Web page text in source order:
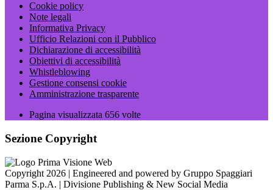
Cookie policy
Note legali
Informativa Privacy
Ufficio Relazioni con il Pubblico
Dichiarazione di accessibilità
Obiettivi di accessibilità
Whistleblowing
Gestione consensi cookie
Amministrazione trasparente
Pagina visualizzata 656 volte
Sezione Copyright
Copyright 2026 | Engineered and powered by Gruppo Spaggiari
Parma S.p.A. | Divisione Publishing & New Social Media